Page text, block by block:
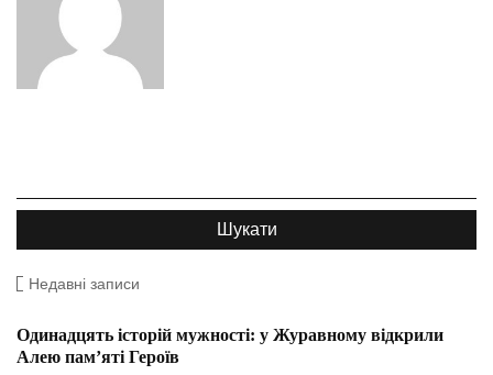
Недавні записи
Одинадцять історій мужності: у Журавному відкрили
Алею пам’яті Героїв